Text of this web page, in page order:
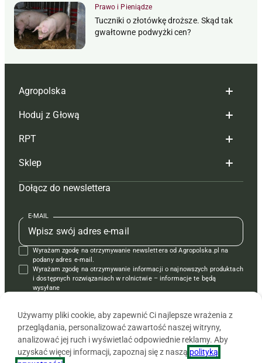
Prawo i Pieniądze
Tuczniki o złotówkę droższe. Skąd tak
gwałtowne podwyżki cen?
Agropolska
Redakcja
Reklama
Tagi
Mapa serwisu
Kontakt
Regulamin
Polityka prywatności
Hoduj z Głową
Hoduj z głową bydło
Hoduj z głową świnie
Prenumerata
Redakcja
Kontakt
Reklama
RPT
Redakcja
Prenumerata
Reklama
Kontakt
Krzyżówki
Sklep
Czasopisma i prenumerata
Książki
Regulamin
Dołącz do newslettera
E-MAIL
Wyrażam zgodę na otrzymywanie newslettera od Agropolska.pl na
podany adres e-mail.
Wyrażam zgodę na otrzymywanie informacji o najnowszych produktach
i dostępnych rozwiązaniach w rolnictwie – informacje te będą
wysyłane
Używamy pliki cookie, aby zapewnić Ci najlepsze wrażenia z
przeglądania, personalizować zawartość naszej witryny,
analizować jej ruch i wyświetlać odpowiednie reklamy. Aby
uzyskać więcej informacji, zapoznaj się z naszą polityką